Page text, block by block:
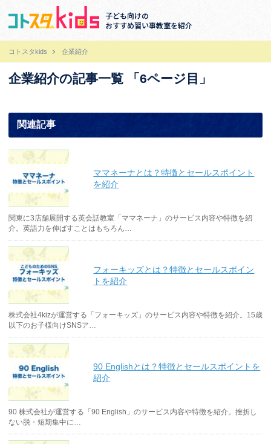
子ども向けの
おすすめ習い事教室を紹介
コトスタkids 企業紹介
企業紹介の記事一覧 「6ページ目」
関連記事
ママネーナとは？特徴とセールスポイント
を紹介
関東に3店舗展開する英会話教室「ママネーナ」のサービス内容や特徴を紹
介。英語力を伸ばすことはもちろん…
フォーキッズとは？特徴とセールスポイン
トを紹介
株式会社4kizが運営する「フォーキッズ」のサービス内容や特徴を紹介。15歳
以下のお子様向けSNSア…
90 Englishとは？特徴とセールスポイントを
紹介
90 株式会社が運営する「90 English」のサービス内容や特徴を紹介。挫折し
ない脱・短期集中に…